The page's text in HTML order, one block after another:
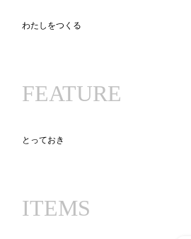
わたしをつくる
食品
FEATURE
とっておき
ニッポン、地方のいいモノ
ITEMS